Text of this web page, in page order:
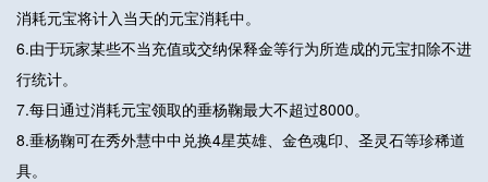
消耗元宝将计入当天的元宝消耗中。
6.由于玩家某些不当充值或交纳保释金等行为所造成的元宝扣除不进
行统计。
7.每日通过消耗元宝领取的垂杨鞠最大不超过8000。
8.垂杨鞠可在秀外慧中中兑换4星英雄、金色魂印、圣灵石等珍稀道
具。